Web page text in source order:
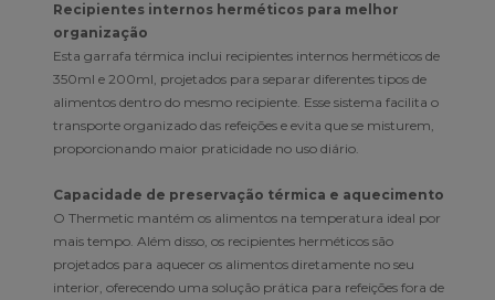
Recipientes internos herméticos para melhor
organização
Esta garrafa térmica inclui recipientes internos herméticos de
350ml e 200ml, projetados para separar diferentes tipos de
alimentos dentro do mesmo recipiente. Esse sistema facilita o
transporte organizado das refeições e evita que se misturem,
proporcionando maior praticidade no uso diário.
Capacidade de preservação térmica e aquecimento
O Thermetic mantém os alimentos na temperatura ideal por
mais tempo. Além disso, os recipientes herméticos são
projetados para aquecer os alimentos diretamente no seu
interior, oferecendo uma solução prática para refeições fora de